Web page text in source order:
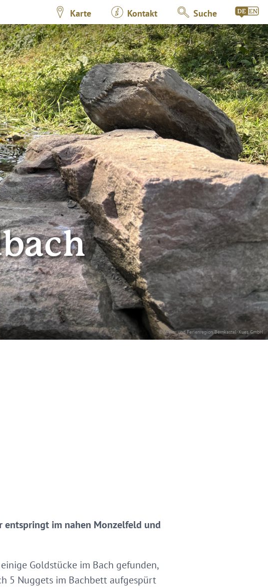
Karte Kontakt Suche
© Wein- und Ferienregion Bernkastel-Kues GmbH
entspringt im nahen Monzelfeld und
Goldstücke im Bach gefunden,
5 Nuggets im Bachbett aufgespürt